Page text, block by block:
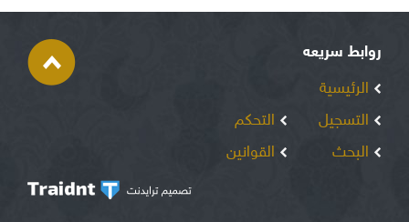
روابط سريعه
الرئيسية
التسجيل
البحث
التحكم
القوانين